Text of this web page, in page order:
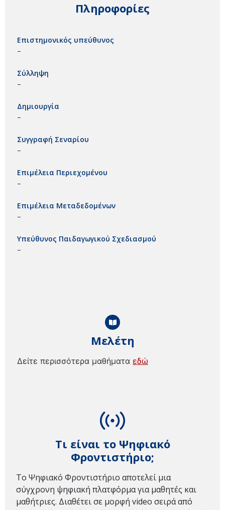
Τι είναι το Ψηφιακό
Φροντιστήριο;
Το Ψηφιακό Φροντιστήριο αποτελεί μια
σύγχρονη ψηφιακή πλατφόρμα για μαθητές και
μαθήτριες. Διαθέτει σε μορφή video σειρά από
Μελέτη
Δείτε περισσότερα μαθήματα εδώ
Πληροφορίες
Επιστημονικός υπεύθυνος
–
Σύλληψη
–
Δημιουργία
–
Συγγραφή Σεναρίου
–
Επιμέλεια Περιεχομένου
–
Επιμέλεια Μεταδεδομένων
–
Υπεύθυνος Παιδαγωγικού Σχεδιασμού
–